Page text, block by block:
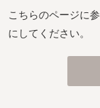
こちらのページに
にしてください。